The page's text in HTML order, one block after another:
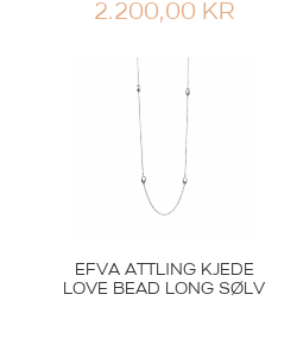
Smykker
EFVA ATTLING KJEDE
21.900,00KR
2.200,00 KR
EFVA ATTLING KJEDE
LOVE BEAD LONG SØLV